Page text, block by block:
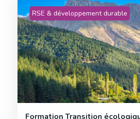
RSE & développement durable
Formation Transition